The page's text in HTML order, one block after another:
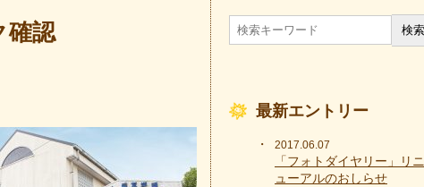
認
最新エントリー
2017.06.07
「フォトダイヤリー」リニ
ューアルのおしらせ